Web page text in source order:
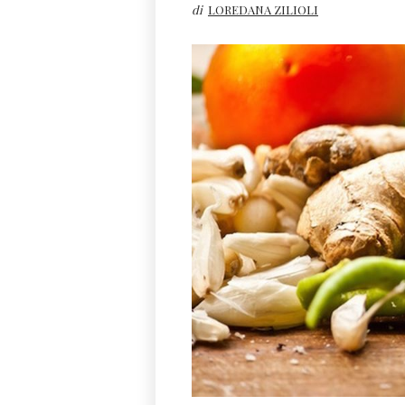
di LOREDANA ZILIOLI